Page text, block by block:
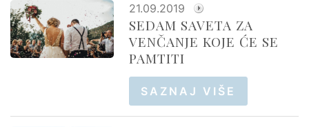
21.09.2019
SEDAM SAVETA ZA
VENČANJE KOJE ĆE SE
PAMTITI
SAZNAJ VIŠE